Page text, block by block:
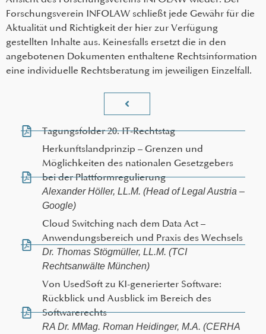
Forschungsverein INFOLAW schließt jede Gewähr für die
Aktualität und Richtigkeit der hier zur Verfügung
gestellten Inhalte aus. Keinesfalls ersetzt die in den
angebotenen Dokumenten enthaltene Rechtsinformation
eine individuelle Rechtsberatung im jeweiligen Einzelfall.
Tagungsfolder 20. IT-Rechtstag
Herkunftslandprinzip – Grenzen und
Möglichkeiten des nationalen Gesetzgebers
bei der Plattformregulierung
Alexander Höller, LL.M. (Head of Legal Austria –
Google)
Cloud Switching nach dem Data Act –
Anwendungsbereich und Praxis des Wechsels
Dr. Thomas Stögmüller, LL.M. (TCI
Rechtsanwälte München)
Von UsedSoft zu KI-generierter Software:
Rückblick und Ausblick im Bereich des
Softwarerechts
RA Dr. MMag. Roman Heidinger, M.A. (CERHA